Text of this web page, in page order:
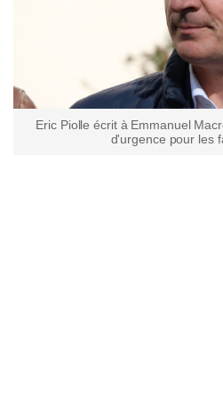
Eric Piolle écrit à Emmanuel
d'urgence pour les